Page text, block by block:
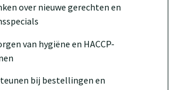
over nieuwe gerechten en
van hygiëne en HACCP-
bij bestellingen en